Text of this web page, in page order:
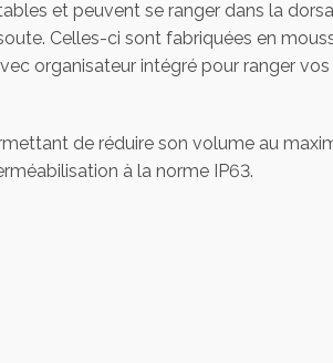
et peuvent se ranger dans la
Celles-ci sont fabriquées en
organisateur intégré pour ranger vos
de réduire son volume au
à la norme IP63.